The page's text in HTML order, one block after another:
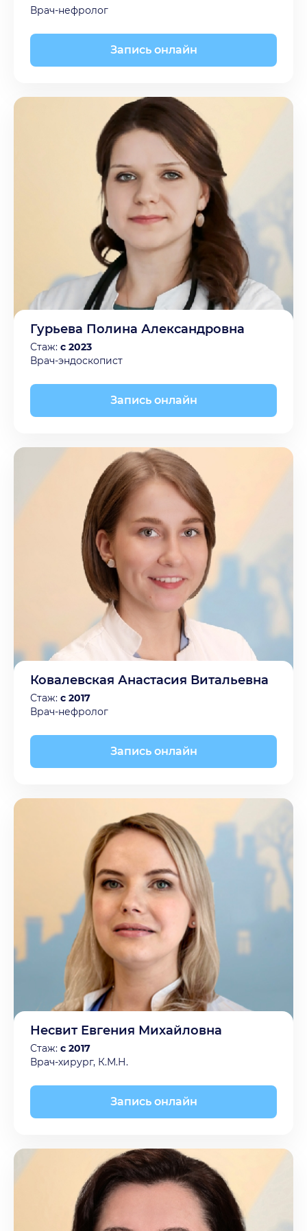
Врач-нефролог
Запись онлайн
Гурьева Полина Александровна
Стаж: с 2023
Врач-эндоскопист
Запись онлайн
Ковалевская Анастасия Витальевна
Стаж: с 2017
Врач-нефролог
Запись онлайн
Несвит Евгения Михайловна
Стаж: с 2017
Врач-хирург, К.М.Н.
Запись онлайн